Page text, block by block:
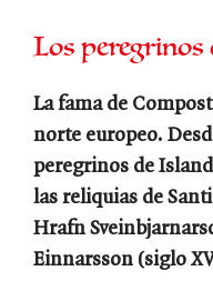
Los
La fama de
norte europeo.
peregrinos de
las reliquias de
Hrafn
Einnarsson (siglo